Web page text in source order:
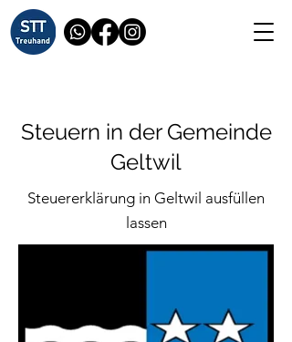
Steuern in der Gemeinde
Geltwil
Steuererklärung in Geltwil ausfüllen
lassen